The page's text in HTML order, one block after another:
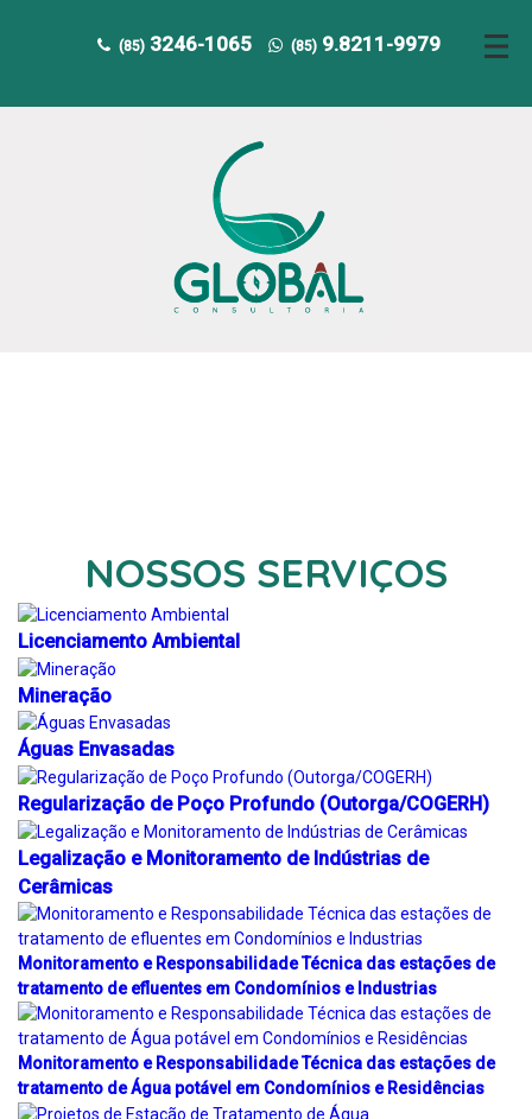
(85) 3246-1065 (85)9.8211-9979
NOSSOS SERVIÇOS
Licenciamento Ambiental
Mineração
Águas Envasadas
Regularização de Poço Profundo (Outorga/COGERH)
Legalização e Monitoramento de Indústrias de
Cerâmicas
Monitoramento e Responsabilidade Técnica das estações de
tratamento de efluentes em Condomínios e Industrias
Monitoramento e Responsabilidade Técnica das estações de
tratamento de Água potável em Condomínios e Residências